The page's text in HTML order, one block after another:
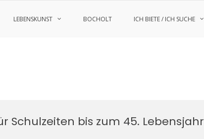
LEBENSKUNST BOCHOLT ICH BIETE / ICH SUCHE
Schulzeiten bis zum 45. Lebensjahr